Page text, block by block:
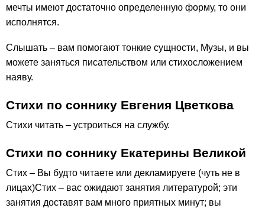
мечты имеют достаточно определенную форму, то они
исполнятся.
Слышать – вам помогают тонкие сущности, Музы, и вы
можете заняться писательством или стихосложением
наяву.
Стихи по соннику Евгения Цветкова
Стихи читать – устроиться на службу.
Стихи по соннику Екатерины Великой
Стих – Вы будто читаете или декламируете (чуть не в
лицах)Стих – вас ожидают занятия литературой; эти
занятия доставят вам много приятных минут; вы